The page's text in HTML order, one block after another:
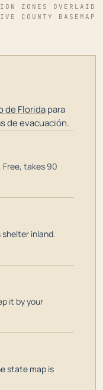
ZONES OVERLAID
COUNTY BASEMAP
de Floridapara
de evacuación.
takes 90
inland.
it by your
state map is